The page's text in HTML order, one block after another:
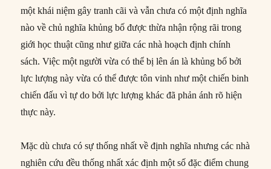
một khái niệm gây tranh cãi và vẫn chưa có một định nghĩa
nào về chủ nghĩa khủng bố được thừa nhận rộng rãi trong
giới học thuật cũng như giữa các nhà hoạch định chính
sách. Việc một người vừa có thể bị lên án là khủng bố bởi
lực lượng này vừa có thể được tôn vinh như một chiến binh
chiến đấu vì tự do bởi lực lượng khác đã phản ánh rõ hiện
thực này.
Mặc dù chưa có sự thống nhất về định nghĩa nhưng các nhà
nghiên cứu đều thống nhất xác định một số đặc điểm chung